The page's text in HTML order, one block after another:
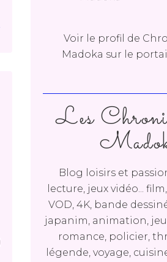
Les
Blog loisirs et
lecture, jeux vidéo...
VOD, 4K, bande
japanim, animation,
romance, policier,
légende, voyage,
Voir le profil de
Madoka sur le